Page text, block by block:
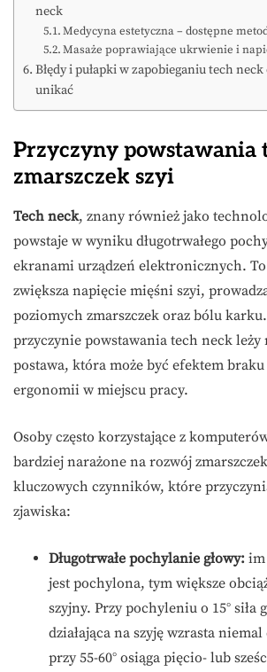
neck
Medycyna estetyczna – dostępne
Masaże poprawiające ukrwienie i
Błędy i pułapki w zapobieganiu tech
unikać
Przyczyny powstawania
zmarszczek szyi
Tech neck, znany również jako
powstaje w wyniku długotrwałego
ekranami urządzeń elektronicznych.
zwiększa napięcie mięśni szyi,
poziomych zmarszczek oraz bólu
przyczynie powstawania tech neck leży
postawa, która może być efektem
ergonomii w miejscu pracy.
Osoby często korzystające z
bardziej narażone na rozwój
kluczowych czynników, które
zjawiska:
Długotrwałe pochylanie głowy: im
jest pochylona, tym większe
szyjny. Przy pochyleniu o 15° siła
działająca na szyję wzrasta
przy 55-60° osiąga pięcio- lub